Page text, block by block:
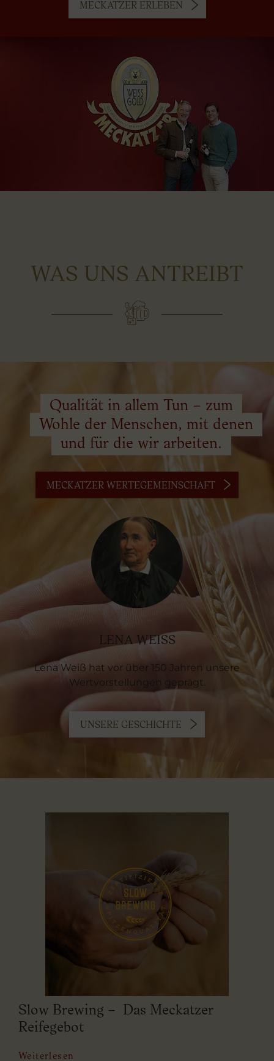
MECKATZER ERLEBEN
WAS UNS ANTREIBT
Qualität in allem Tun – zum
Wohle der Menschen, mit denen
und für die wir arbeiten.
MECKATZER WERTEGEMEINSCHAFT
LENA WEISS
Lena Weiß hat vor über 150 Jahren unsere
Wertvorstellungen geprägt.
UNSERE GESCHICHTE
Slow Brewing – Das Meckatzer
Reifegebot
Weiterlesen